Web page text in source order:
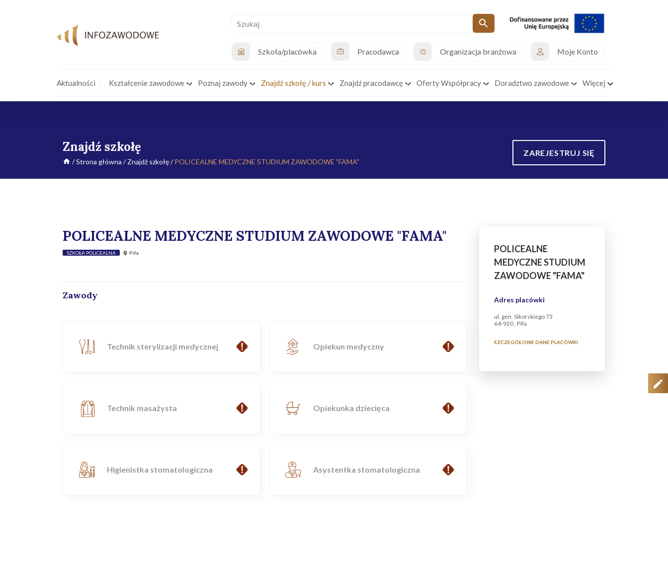
Szkoła/placówka Pracodawca Organizacja branżowa Moje Konto
Aktualności Kształcenie zawodowe Poznaj zawody Znajdź szkołę / kurs Znajdź pracodawcę Oferty Współpracy Doradztwo zawodowe Więcej
Znajdź szkołę
/Strona główna /Znajdź szkołę/POLICEALNE MEDYCZNE STUDIUM ZAWODOWE "FAMA"
ZAREJESTRUJ SIĘ
POLICEALNE MEDYCZNE STUDIUM ZAWODOWE "FAMA"
SZKOŁA POLICEALNA Piła
Zawody
Technik sterylizacji medycznej Opiekun medyczny
Technik masażysta Opiekunka dziecięca
Higienistka stomatologiczna Asystentka stomatologiczna
POLICEALNE
MEDYCZNE STUDIUM
ZAWODOWE "FAMA"
Adres placówki
ul. gen. Sikorskiego 73
64-920 , Piła
SZCZEGÓŁOWE DANE PLACÓWKI